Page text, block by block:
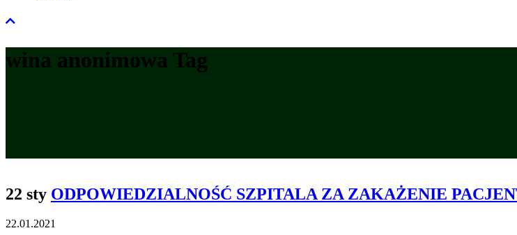
wina anonimowa Tag
22 sty ODPOWIEDZIALNOŚĆ SZPITALA ZA ZAKAŻENIE
22.01.2021